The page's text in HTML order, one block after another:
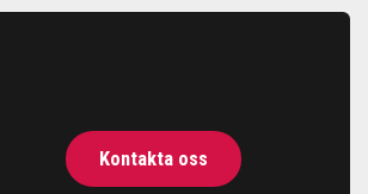
Kontakta oss